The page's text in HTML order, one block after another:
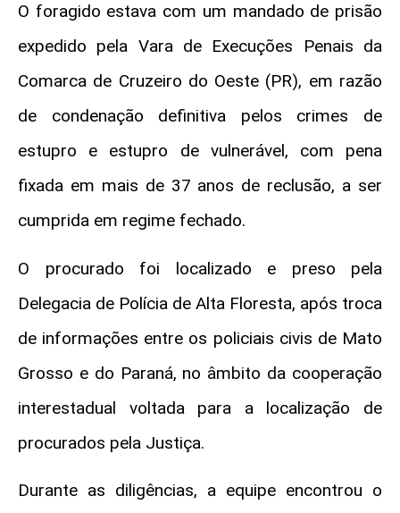
O foragido estava com um mandado de prisão
expedido pela Vara de Execuções Penais da
Comarca de Cruzeiro do Oeste (PR), em razão
de condenação definitiva pelos crimes de
estupro e estupro de vulnerável, com pena
fixada em mais de 37 anos de reclusão, a ser
cumprida em regime fechado.
O procurado foi localizado e preso pela
Delegacia de Polícia de Alta Floresta, após troca
de informações entre os policiais civis de Mato
Grosso e do Paraná, no âmbito da cooperação
interestadual voltada para a localização de
procurados pela Justiça.
Durante as diligências, a equipe encontrou o